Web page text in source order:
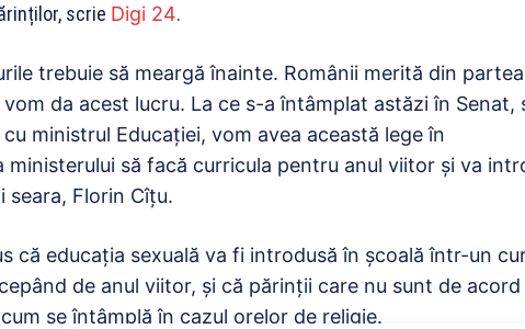
scrie Digi 24.
trebuie să meargă înainte. Românii merită din partea
da acest lucru. La ce s-a întâmplat astăzi în Senat,
ministrul Educației, vom avea această lege în
ministerului să facă curricula pentru anul viitor și va
seara, Florin Cîțu.
că educația sexuală va fi introdusă în școală într-un
de anul viitor, și că părinții care nu sunt de
se întâmplă în cazul orelor de religie.